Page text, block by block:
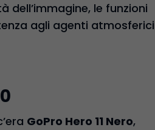
le funzioni
agli agenti atmosferici
GoPro Hero 11 Nero,